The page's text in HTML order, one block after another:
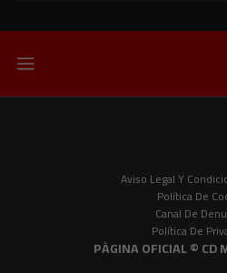
Aviso Legal Y
Política De
Canal De
Política De
PÀGINA OFICIAL © CD